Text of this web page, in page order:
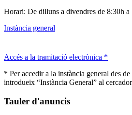
Horari: De dilluns a divendres de 8:30h a
Instància general
Accés a la tramitació electrònica *
* Per accedir a la instància general des
introdueix “Instància General” al
Tauler d'anuncis